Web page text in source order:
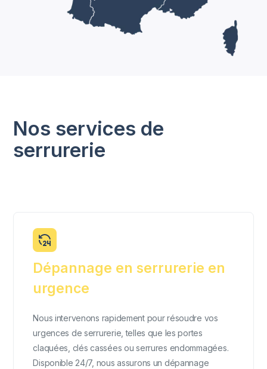
Nos services de
serrurerie
Dépannage en serrurerie en
urgence
Nous intervenons rapidement pour résoudre vos
urgences de serrurerie, telles que les portes
claquées, clés cassées ou serrures endommagées.
Disponible 24/7, nous assurons un dépannage